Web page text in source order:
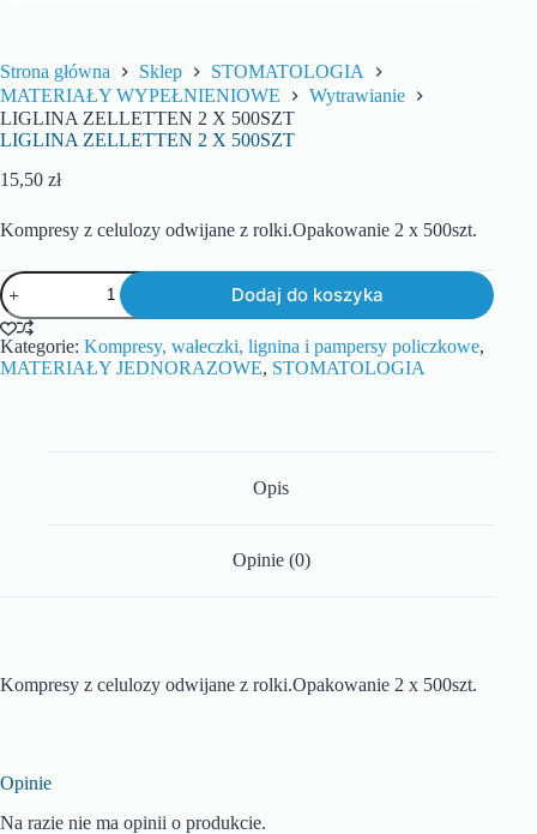
Strona główna Sklep
STOMATOLOGIA
MATERIAŁY WYPEŁNIENIOWE
Wytrawianie
LIGLINA ZELLETTEN 2 X 500SZT
LIGLINA ZELLETTEN 2 X 500SZT
15,50 zł
Kompresy z celulozy odwijane z rolki.Opakowanie 2 x 500szt.
Dodaj do koszyka
Kategorie: Kompresy, wałeczki, lignina i pampersy policzkowe,
MATERIAŁY JEDNORAZOWE, STOMATOLOGIA
Opis
Opinie (0)
Kompresy z celulozy odwijane z rolki.Opakowanie 2 x 500szt.
Opinie
Na razie nie ma opinii o produkcie.